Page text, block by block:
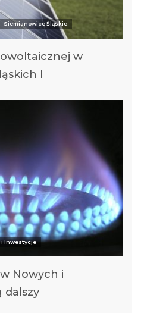
Siemianowice Śląskie
w
I
i Inwestycje
Nowych i
dalszy